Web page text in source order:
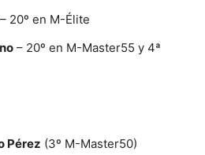
– 20º en M-Élite
– 20º en M-Master55 y 4ª
Pérez (3º M-Master50)